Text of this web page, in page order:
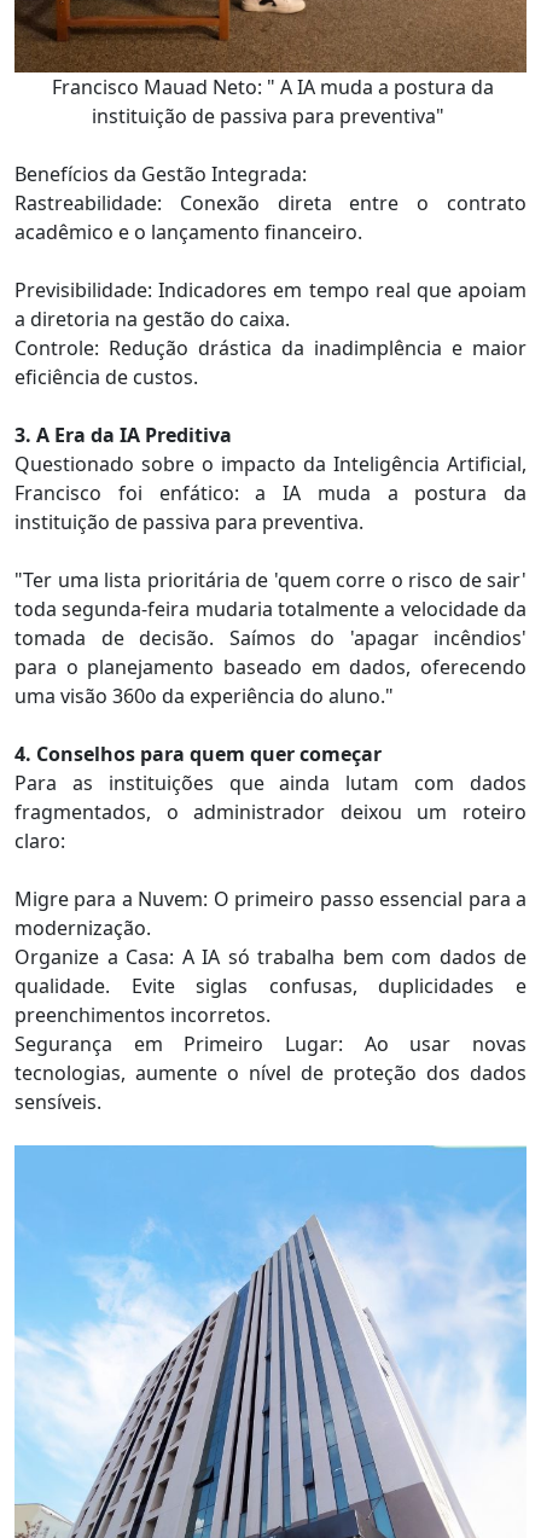
Francisco Mauad Neto: " A IA muda a postura da
instituição de passiva para preventiva"
Benefícios da Gestão Integrada:
Rastreabilidade: Conexão direta entre o contrato
acadêmico e o lançamento financeiro.
Previsibilidade: Indicadores em tempo real que apoiam
a diretoria na gestão do caixa.
Controle: Redução drástica da inadimplência e maior
eficiência de custos.
3. A Era da IA Preditiva
Questionado sobre o impacto da Inteligência Artificial,
Francisco foi enfático: a IA muda a postura da
instituição de passiva para preventiva.
"Ter uma lista prioritária de 'quem corre o risco de sair'
toda segunda-feira mudaria totalmente a velocidade da
tomada de decisão. Saímos do 'apagar incêndios'
para o planejamento baseado em dados, oferecendo
uma visão 360o da experiência do aluno."
4. Conselhos para quem quer começar
Para as instituições que ainda lutam com dados
fragmentados, o administrador deixou um roteiro
claro:
Migre para a Nuvem: O primeiro passo essencial para a
modernização.
Organize a Casa: A IA só trabalha bem com dados de
qualidade. Evite siglas confusas, duplicidades e
preenchimentos incorretos.
Segurança em Primeiro Lugar: Ao usar novas
tecnologias, aumente o nível de proteção dos dados
sensíveis.